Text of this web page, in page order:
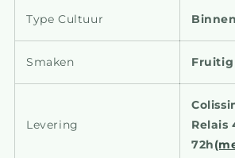
Type Cultuur Binnen
Smaken
Levering
Relais
72h